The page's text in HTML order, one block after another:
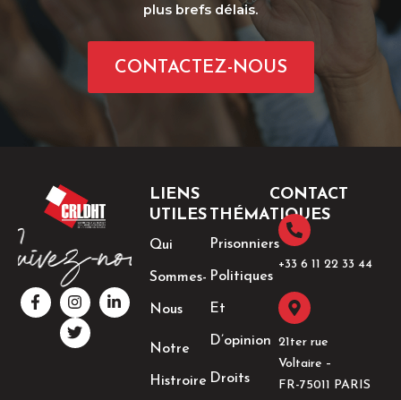
plus brefs délais.
CONTACTEZ-NOUS
F
a
c
I
n
s
t
a
L
i
n
T
w
i
t
t
LIENS
UTILES
Qui
Sommes-
Nous
Notre
Histroire
THÉMATIQUES
Prisonniers
Politiques
Et
D’opinion
Droits
CONTACT
+33 6 11 22 33 44​
21ter rue
Voltaire –
FR-75011 PARIS